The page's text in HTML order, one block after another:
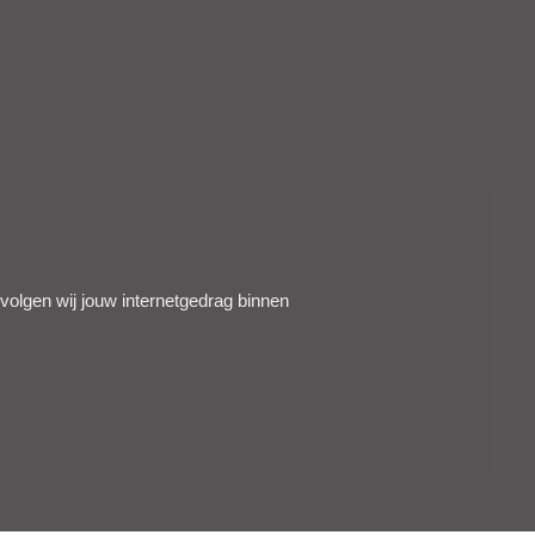
wij jouw internetgedrag binnen